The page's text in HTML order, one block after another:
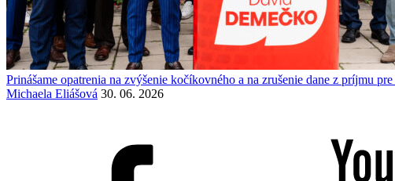
Prinášame opatrenia na zvýšenie kočíkovného a na zrušenie dane z príjmu
Michaela Eliášová 30. 06. 2026